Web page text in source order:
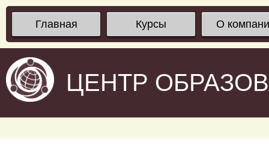
Главная Курсы О
ЦЕНТР